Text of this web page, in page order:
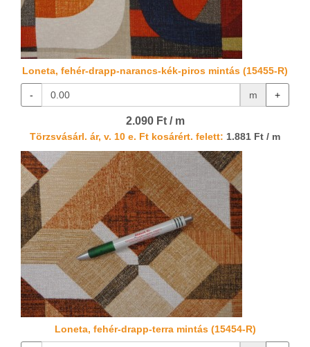
Loneta, fehér-drapp-narancs-kék-piros mintás (15455-R)
- m +
2.090 Ft / m
Törzsvásárl. ár, v. 10 e. Ft kosárért. felett: 1.881 Ft / m
Loneta, fehér-drapp-terra mintás (15454-R)